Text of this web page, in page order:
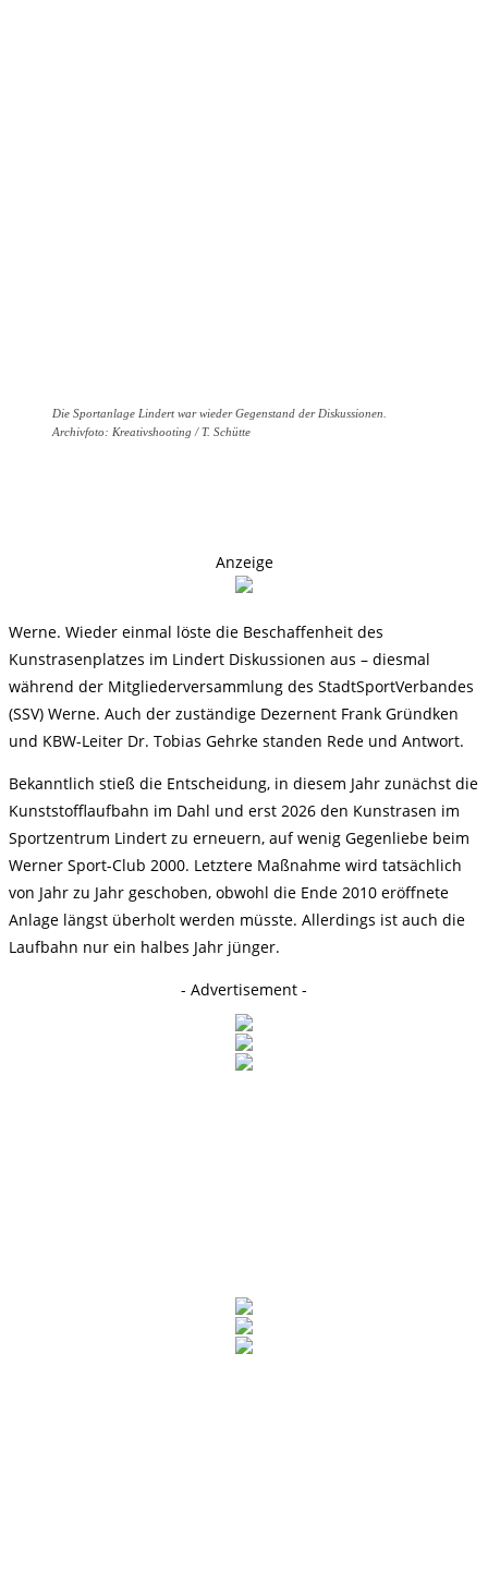
Die Sportanlage Lindert war wieder Gegenstand der Diskussionen.
Archivfoto: Kreativshooting / T. Schütte
Anzeige
Werne. Wieder einmal löste die Beschaffenheit des
Kunstrasenplatzes im Lindert Diskussionen aus – diesmal
während der Mitgliederversammlung des StadtSportVerbandes
(SSV) Werne. Auch der zuständige Dezernent Frank Gründken
und KBW-Leiter Dr. Tobias Gehrke standen Rede und Antwort.
Bekanntlich stieß die Entscheidung, in diesem Jahr zunächst die
Kunststofflaufbahn im Dahl und erst 2026 den Kunstrasen im
Sportzentrum Lindert zu erneuern, auf wenig Gegenliebe beim
Werner Sport-Club 2000. Letztere Maßnahme wird tatsächlich
von Jahr zu Jahr geschoben, obwohl die Ende 2010 eröffnete
Anlage längst überholt werden müsste. Allerdings ist auch die
Laufbahn nur ein halbes Jahr jünger.
- Advertisement -